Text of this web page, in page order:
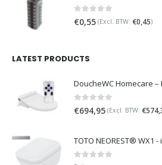
0 out of 5
€0,55 (Excl. BTW: €0,45)
LATEST PRODUCTS
DoucheWC Homecare –
0 out of 5
€694,95 (Excl. BTW: €
TOTO NEOREST® WX1